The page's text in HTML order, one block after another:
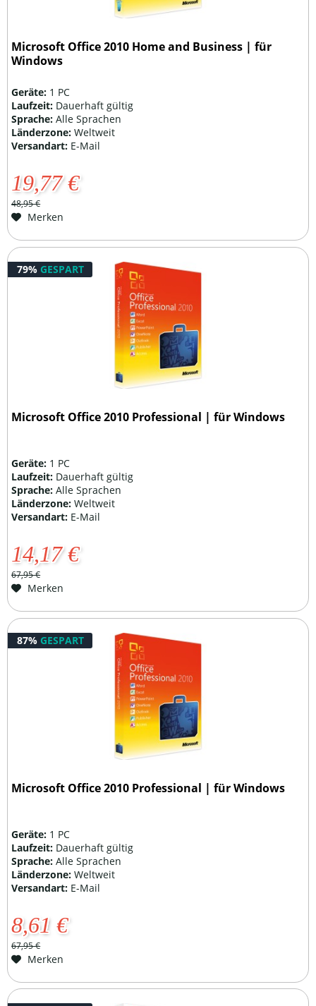
Microsoft Office 2010 Home and Business | für
Windows
Geräte: 1 PC
Laufzeit: Dauerhaft gültig
Sprache:Alle Sprachen
Länderzone:Weltweit
Versandart: E-Mail
19,77 €
48,95 €
Merken
79% GESPART
Microsoft Office 2010 Professional | für Windows
Geräte: 1 PC
Laufzeit: Dauerhaft gültig
Sprache:Alle Sprachen
Länderzone:Weltweit
Versandart: E-Mail
14,17 €
67,95 €
Merken
87% GESPART
Microsoft Office 2010 Professional | für Windows
Geräte: 1 PC
Laufzeit: Dauerhaft gültig
Sprache:Alle Sprachen
Länderzone:Weltweit
Versandart: E-Mail
8,61 €
67,95 €
Merken